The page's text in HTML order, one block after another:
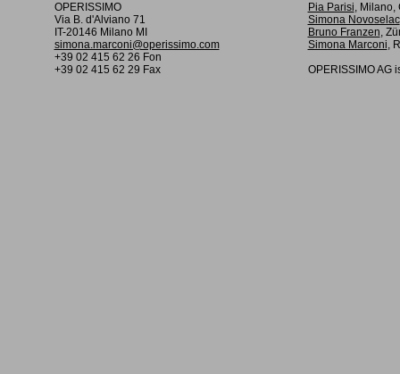
OPERISSIMO
Via B. d'Alviano 71
IT-20146 Milano MI
simona.marconi@operissimo.com
+39 02 415 62 26 Fon
+39 02 415 62 29 Fax
Pia Parisi, Milano,
Simona Novoselac
Bruno Franzen,
Simona Marconi,
OPERISSIMO AG